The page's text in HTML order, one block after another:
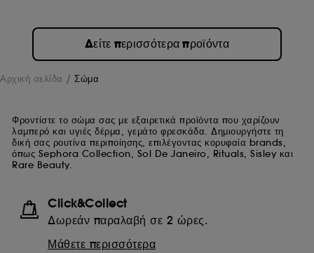
Δείτε περισσότερα προϊόντα
Αρχική σελίδα Σώμα
Φροντίστε το σώμα σας με εξαιρετικά προϊόντα που χαρίζουν
λαμπερό και υγιές δέρμα, γεμάτο φρεσκάδα. Δημιουργήστε τη
δική σας ρουτίνα περιποίησης, επιλέγοντας κορυφαία brands,
όπως Sephora Collection, Sol De Janeiro, Rituals, Sisley και
Rare Beauty.
Click&Collect
Δωρεάν παραλαβή σε 2 ώρες.
Μάθετε περισσότερα